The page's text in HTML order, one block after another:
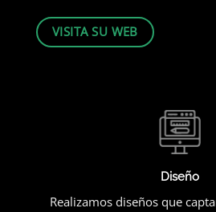
VISITA SU WEB
Diseño
Realizamos diseños que